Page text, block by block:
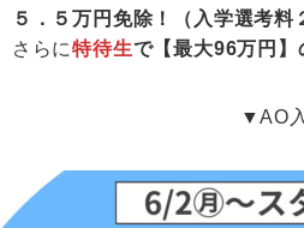
５．５万円免除！（入学選考料
さらに特待生で【最大96万円】
▼AO